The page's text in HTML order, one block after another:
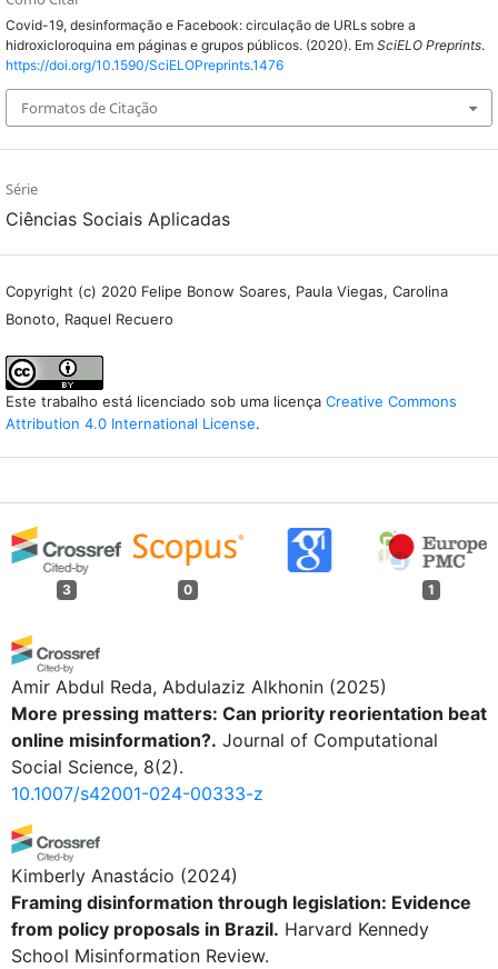
Covid-19, desinformação e Facebook: circulação de URLs sobre a
hidroxicloroquina em páginas e grupos públicos. (2020). Em SciELO Preprints.
https://doi.org/10.1590/SciELOPreprints.1476
Formatos de Citação
Série
Ciências Sociais Aplicadas
Copyright (c) 2020 Felipe Bonow Soares, Paula Viegas, Carolina
Bonoto, Raquel Recuero
Este trabalho está licenciado sob uma licença Creative Commons
Attribution 4.0 International License.
3 0 1
Amir Abdul Reda, Abdulaziz Alkhonin (2025)
More pressing matters: Can priority reorientation beat
online misinformation?. Journal of Computational
Social Science, 8(2).
10.1007/s42001-024-00333-z
Kimberly Anastácio (2024)
Framing disinformation through legislation: Evidence
from policy proposals in Brazil. Harvard Kennedy
School Misinformation Review.